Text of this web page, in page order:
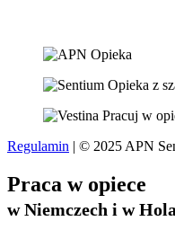
Regulamin | © 2025 APN
Praca w opiece
w Niemczech i w